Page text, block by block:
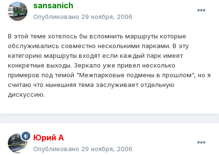
sansanich
Опубликовано 29 ноября, 2006
В этой теме хотелось бы вспомнить маршруты которые
обслуживались совместно несколькими парками. В эту
категорию маршруты входят если каждый парк имеет
конкретные выходы. Зеркало уже привел несколько
примеров под темой "Межпарковые подмены в прошлом", но я
считаю что нынешняя тема заслуживает отдельную
дискуссию.
Юрий А
Опубликовано 29 ноября, 2006